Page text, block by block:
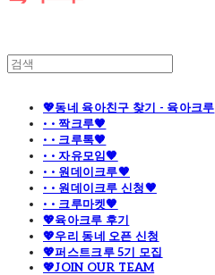
💖동네 육아친구 찾기 - 육아크루
· · 짝크루🧡
· · 크루톡🧡
· · 자유모임🧡
· · 원데이크루🧡
· · 원데이크루 신청🧡
· · 크루마켓🧡
💖육아크루 후기
💖우리 동네 오픈 신청
💖퍼스트크루 5기 모집
💖JOIN OUR TEAM